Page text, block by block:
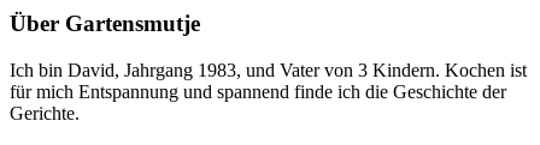
Über Gartensmutje
Ich bin David, Jahrgang 1983, und Vater von 3 Kindern. Kochen ist
für mich Entspannung und spannend finde ich die Geschichte der
Gerichte.